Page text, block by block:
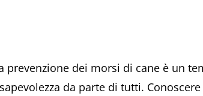
prevenzione dei morsi di cane è un
da parte di tutti.